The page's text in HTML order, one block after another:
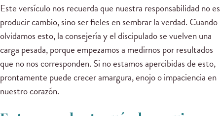
Este versículo nos recuerda que nuestra responsabilidad no es
producir cambio, sino ser fieles en sembrar la verdad. Cuando
olvidamos esto, la consejería y el discipulado se vuelven una
carga pesada, porque empezamos a medirnos por resultados
que no nos corresponden. Si no estamos apercibidas de esto,
prontamente puede crecer amargura, enojo o impaciencia en
nuestro corazón.